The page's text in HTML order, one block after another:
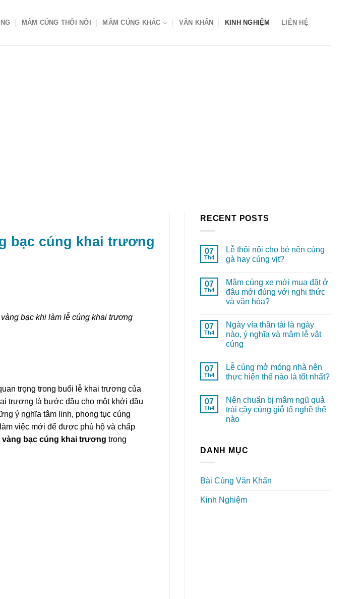
MÂM CÚNG THÔI NÔI MÂM CÚNG KHÁC VĂN KHẤN KINH NGHIỆM LIÊN HỆ
bạc cúng khai trương
bạc khi làm lễ cúng khai trương
trọng trong buổi lễ khai trương của
trương là bước đầu cho một khởi đầu
ý nghĩa tâm linh, phong tục cúng
việc mới để được phù hộ và chấp
bạc cúng khai trương trong
RECENT POSTS
07
Th4
Lễ thôi nôi cho bé nên cúng
gà hay cúng vịt?
07
Th4
Mâm cúng xe mới mua đặt ở
đâu mới đúng với nghi thức
và văn hóa?
07
Th4
Ngày vía thần tài là ngày
nào, ý nghĩa và mâm lễ vật
cúng
07
Th4
Lễ cúng mở móng nhà nên
thực hiện thế nào là tốt nhất?
07
Th4
Nên chuẩn bị mâm ngũ quả
trái cây cúng giỗ tổ nghề thế
nào
DANH MỤC
Bài Cúng Văn Khấn
Kinh Nghiệm